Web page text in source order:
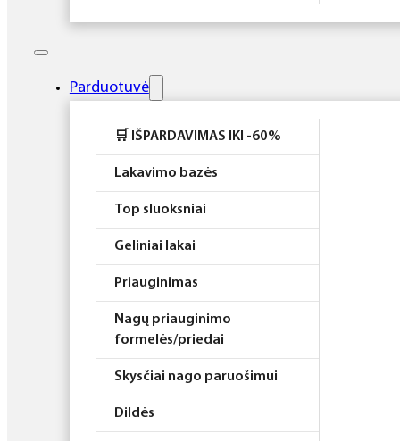
Higiena
Rinkiniai
Parduotuvė
🛒 IŠPARDAVIMAS IKI -60%
Lakavimo bazės
Top sluoksniai
Geliniai lakai
Priauginimas
Nagų priauginimo
formelės/priedai
Skysčiai nago paruošimui
Dildės